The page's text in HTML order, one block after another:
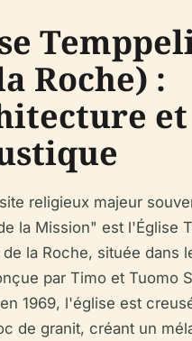
Roche) :
et
religieux majeur
la Mission" est l'Église
de la Roche, située dans
par Timo et Tuomo
1969, l'église est
de granit, créant un